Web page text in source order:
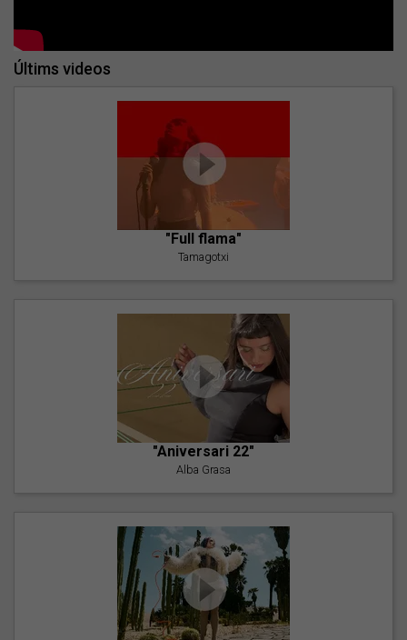
Últims videos
"Full flama"
Tamagotxi
"Aniversari 22"
Alba Grasa